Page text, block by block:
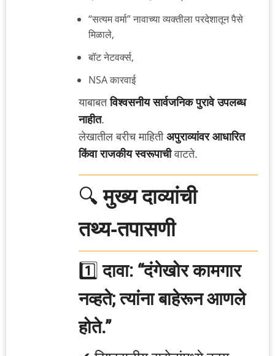
“सत्यम वर्मा” नावाच्या व्यक्तीला परदेशातून पैसे
मिळाले,
बॉट नेटवर्क्स,
NSA कारवाई
याबाबतविश्वसनीय सार्वजनिक पुरावे उपलब्ध
नाहीत.
लेखातील बरीच माहिती अपुराव्यांवर आधारित
किंवा राजकीय स्वरूपाचीवाटते.
🔍मुख्य दाव्यांची
तथ्य‑तपासणी
1️⃣दावा: “दंगेखोर कामगार
नव्हते; त्यांना बाहेरून आणले
होते.”